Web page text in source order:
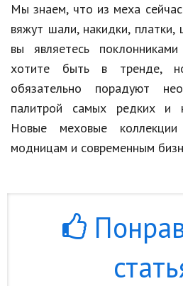
Строительство
Культура и общество
Мода и стиль
Бизнес
Хобби и развлечения
Финансы
Образование
Наука и технологии
Мы знаем, что из меха
вяжут шали, накидки,
вы являетесь
хотите быть в тренде,
обязательно порадуют
палитрой самых редких и
Новые меховые
модницам и современным